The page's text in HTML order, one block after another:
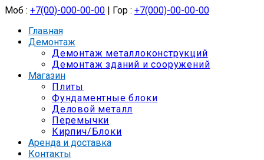
Моб : +7(00)-000-00-00 | Гор : +7(000)-00-00-00
Главная
Демонтаж
Демонтаж металлоконструкций
Демонтаж зданий и сооружений
Магазин
Плиты
Фундаментные блоки
Деловой металл
Перемычки
Кирпич/Блоки
Аренда и доставка
Контакты